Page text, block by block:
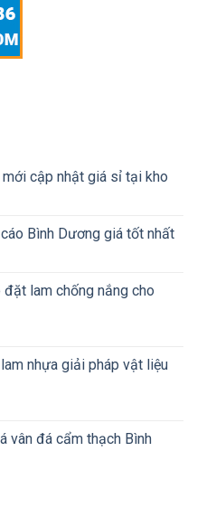
cập nhật giá sỉ tại kho
Bình Dương giá tốt nhất
lam chống nắng cho
nhựa giải pháp vật liệu
vân đá cẩm thạch Bình